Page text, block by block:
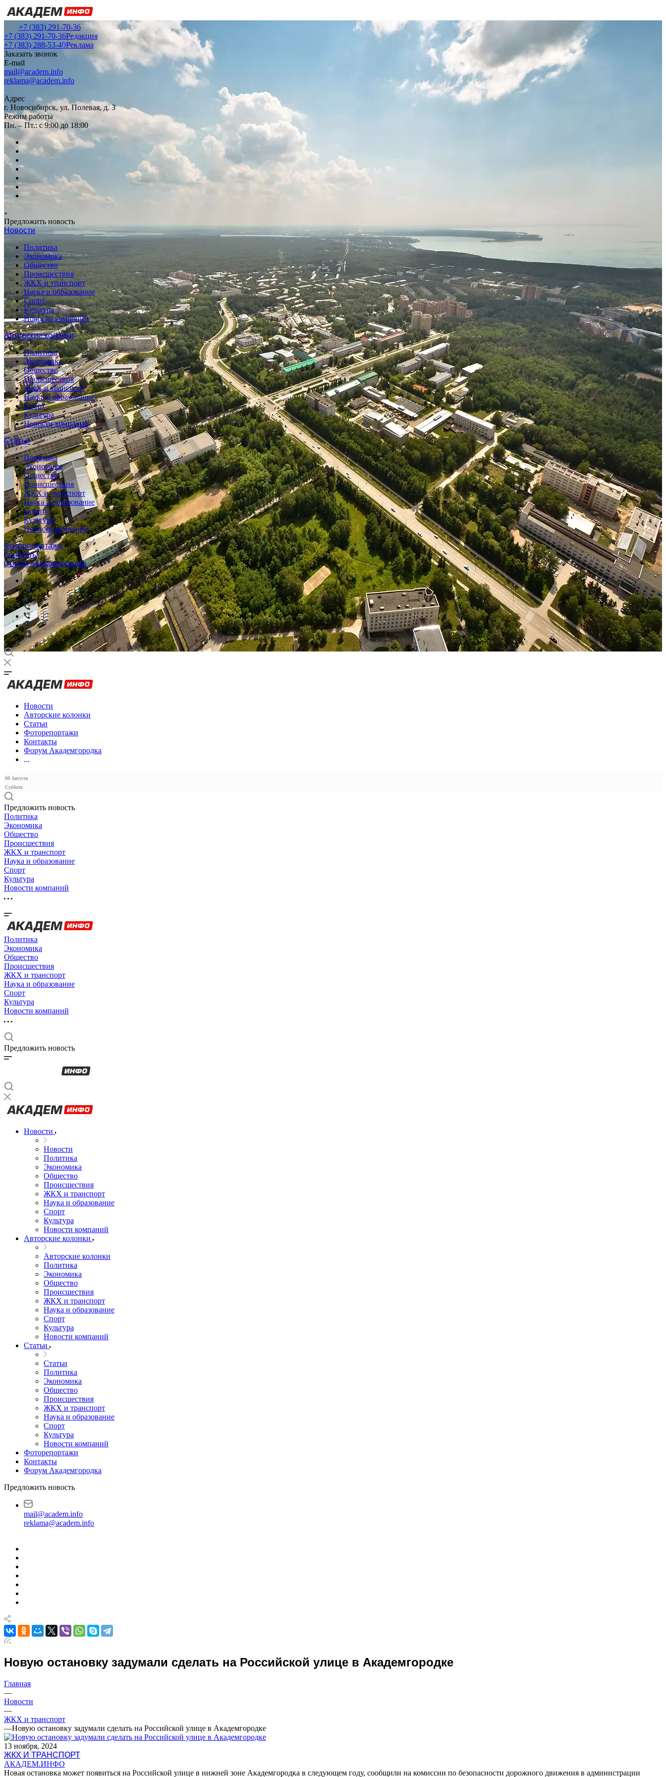
+7 (383) 291-70-36
+7 (383) 291-70-36Редакция
+7 (383) 288-53-40Реклама
Заказать звонок
E-mail
mail@academ.info
reklama@academ.info
Адрес
г. Новосибирск, ул. Полевая, д. 3
Режим работы
Пн. – Пт.: с 9:00 до 18:00
Предложить новость
Новости
Политика
Экономика
Общество
Происшествия
ЖКХ и транспорт
Наука и образование
Спорт
Культура
Новости компаний
Авторские колонки
Политика
Экономика
Общество
Происшествия
ЖКХ и транспорт
Наука и образование
Спорт
Культура
Новости компаний
Статьи
Политика
Экономика
Общество
Происшествия
ЖКХ и транспорт
Наука и образование
Спорт
Культура
Новости компаний
Фоторепортажи
Контакты
Форум Академгородка
Новости
Авторские колонки
Статьи
Фоторепортажи
Контакты
Форум Академгородка
...
08 Августа
Суббота
Предложить новость
Политика
Экономика
Общество
Происшествия
ЖКХ и транспорт
Наука и образование
Спорт
Культура
Новости компаний
Политика
Экономика
Общество
Происшествия
ЖКХ и транспорт
Наука и образование
Спорт
Культура
Новости компаний
Предложить новость
Новости
Новости
Политика
Экономика
Общество
Происшествия
ЖКХ и транспорт
Наука и образование
Спорт
Культура
Новости компаний
Авторские колонки
Авторские колонки
Политика
Экономика
Общество
Происшествия
ЖКХ и транспорт
Наука и образование
Спорт
Культура
Новости компаний
Статьи
Статьи
Политика
Экономика
Общество
Происшествия
ЖКХ и транспорт
Наука и образование
Спорт
Культура
Новости компаний
Фоторепортажи
Контакты
Форум Академгородка
Предложить новость
mail@academ.info
reklama@academ.info
Новую остановку задумали сделать на Российской улице в Академгородке
Главная
—
Новости
—
ЖКХ и транспорт
—Новую остановку задумали сделать на Российской улице в Академгородке
13 ноября, 2024
ЖКХ И ТРАНСПОРТ
АКАДЕМ.ИНФО
Новая остановка может появиться на Российской улице в нижней зоне Академгородка в следующем году, сообщили на комиссии по безопасности дорожного движения в администрации